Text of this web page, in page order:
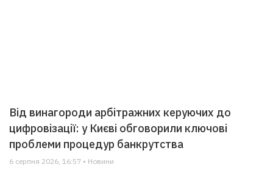
Від винагороди арбітражних керуючих до
цифровізації: у Києві обговорили ключові
проблеми процедур банкрутства
6 серпня 2026, 16:57 • Новини